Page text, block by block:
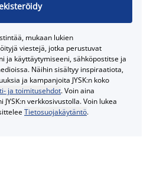
mukaan lukien
viestejä, jotka perustuvat
ja käyttäytymiseeni, sähköpostitse ja
Näihin sisältyy inspiraatiota,
ja kampanjoita JYSK:n koko
ja toimitusehdot. Voin aina
verkkosivustolla. Voin lukea
Tietosuojakäytäntö.